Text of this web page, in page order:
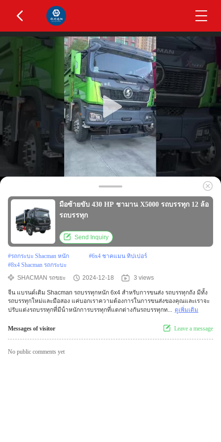
มือซ้ายขับ 430 HP ชามาน X5000 รถบรรทุก 12 ล้อ
รถบรรทุก
Send Inquiry
#รถกระบะ Shacman หนัก #6x4 ชาคแมน ทิปเปอร์
#8x4 Shacman รถกระบะ
SHACMAN รถขยะ
2024-12-18 3 views
จีน แบรนด์เดิม Shacman รถบรรทุกหนัก 6x4 สําหรับการขนส่ง รถบรรทุกถัง มีทั้ง
รถบรรทุกใหม่และมือสอง แค่บอกเราความต้องการในการขนส่งของคุณและเราจะ
ปรับแต่งรถบรรทุกที่มีน้ําหนักการบรรทุกที่แตกต่างกันรถบรรทุกท... ดูเพิ่มเติม
Messages of visitor Leave a message
No public comments yet